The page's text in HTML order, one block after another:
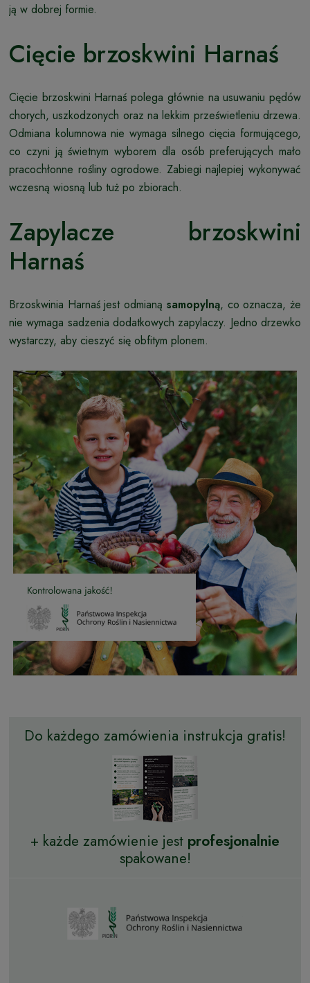
ją w dobrej formie.
Cięcie brzoskwini Harnaś
Cięcie brzoskwini Harnaś polega głównie na usuwaniu pędów
chorych, uszkodzonych oraz na lekkim prześwietleniu drzewa.
Odmiana kolumnowa nie wymaga silnego cięcia formującego,
co czyni ją świetnym wyborem dla osób preferujących mało
pracochłonne rośliny ogrodowe. Zabiegi najlepiej wykonywać
wczesną wiosną lub tuż po zbiorach.
Zapylacze brzoskwini
Harnaś
Brzoskwinia Harnaś jest odmianą samopylną, co oznacza, że
nie wymaga sadzenia dodatkowych zapylaczy. Jedno drzewko
wystarczy, aby cieszyć się obfitym plonem.
Do każdego zamówienia instrukcja gratis!
+ każde zamówienie jest profesjonalnie
spakowane!